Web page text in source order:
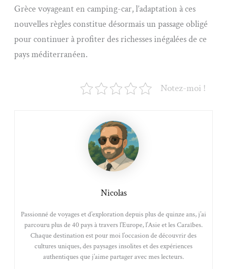
Grèce voyageant en camping-car, l’adaptation à ces
nouvelles règles constitue désormais un passage obligé
pour continuer à profiter des richesses inégalées de ce
pays méditerranéen.
Notez-moi !
Nicolas
Passionné de voyages et d’exploration depuis plus de quinze ans, j’ai
parcouru plus de 40 pays à travers l’Europe, l’Asie et les Caraïbes.
Chaque destination est pour moi l’occasion de découvrir des
cultures uniques, des paysages insolites et des expériences
authentiques que j’aime partager avec mes lecteurs.